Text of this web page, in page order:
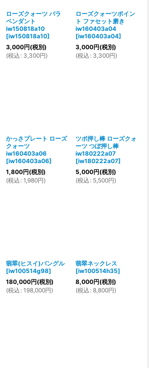
ローズクォーツ バラ
ペンダント
iw150818a10
[iw150818a10]
3,000円(税別)
(税込 : 3,300円)
ローズクォーツポイン
ト ファセット磨き
iw160403a04
[iw160403a04]
3,000円(税別)
(税込 : 3,300円)
かっさプレート ローズ
クォーツ
iw160403a06
[iw160403a06]
1,800円(税別)
(税込 : 1,980円)
ツボ押し棒 ローズクォ
ーツ つぼ押し棒
iw180222a07
[iw180222a07]
5,000円(税別)
(税込 : 5,500円)
翡翠(ヒスイ)バングル
[iw100514g98]
180,000円(税別)
(税込 : 198,000円)
翡翠ネックレス
[iw100514h35]
8,000円(税別)
(税込 : 8,800円)